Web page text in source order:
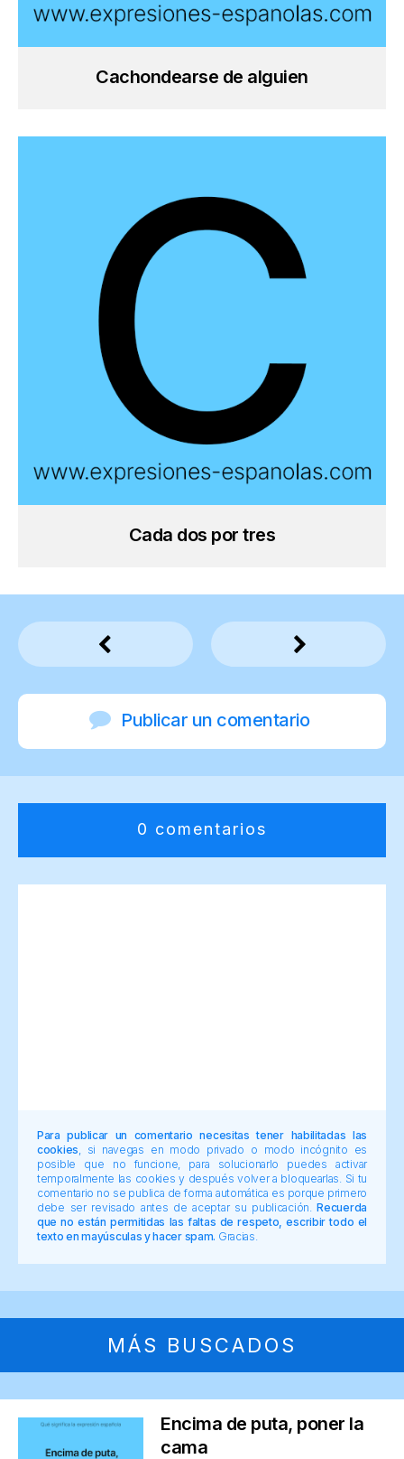
Cachondearse de alguien
Cada dos por tres
Publicar un comentario
0 comentarios
Para publicar un comentario necesitas tener habilitadas las
cookies , si navegas en modo privado o modo incógnito es
posible que no funcione, para solucionarlo puedes activar
temporalmente las cookies y después volver a bloquearlas. Si tu
comentario no se publica de forma automática es porque primero
debe ser revisado antes de aceptar su publicación.Recuerda
que no están permitidas las faltas de respeto, escribir todo el
texto en mayúsculas y hacer spam. Gracias.
MÁS BUSCADOS
Encima de puta, poner la
cama